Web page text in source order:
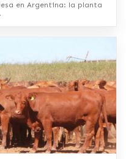
en Argentina: la planta